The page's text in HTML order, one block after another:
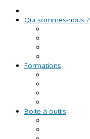
Qui sommes-nous ?
Formations
Boite à outils